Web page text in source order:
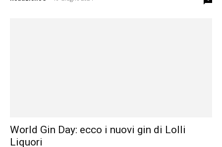
World Gin Day: ecco i nuovi gin di Lolli
Liquori